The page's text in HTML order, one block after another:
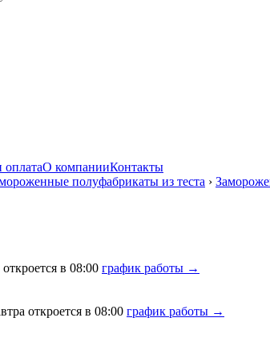
оплатаО компанииКонтакты
полуфабрикаты из теста ›
в 08:00 график работы →
откроется в 08:00 график работы →